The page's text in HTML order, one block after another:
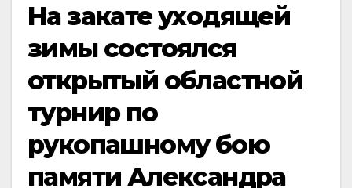
На закате уходящей
зимы состоялся
открытый областной
турнир по
рукопашному бою
памяти Александра